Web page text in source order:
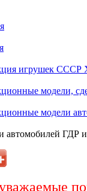
игрушек
модели,
модели
автомобилей ГДР